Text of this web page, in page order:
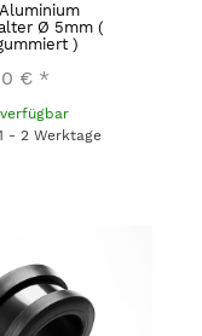
Ø 5mm (
)
€ *
- 2 Werktage